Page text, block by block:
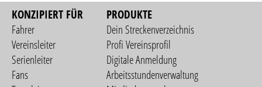
KONZIPIERT FÜR
Fahrer
Vereinsleiter
Serienleiter
Fans
PRODUKTE
Dein Streckenverzeichnis
Profi Vereinsprofil
Digitale Anmeldung
Arbeitsstundenverwaltung